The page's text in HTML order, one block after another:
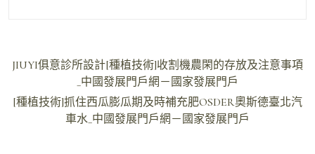
文
導
JIUYI俱意診所設計[種植技術]收割機農閑的存放及注意事項
_中國發展門戶網－國家發展門戶
[種植技術]抓住西瓜膨瓜期及時補充肥OSDER奧斯德臺北汽
車水_中國發展門戶網－國家發展門戶